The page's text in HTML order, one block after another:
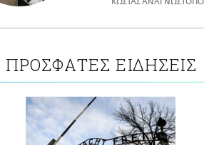
ΠΡΟΣΦΑΤΕΣ ΕΙΔΗΣΕΙΣ